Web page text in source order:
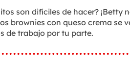
son difíciles de hacer?
brownies con queso crema se
de trabajo por tu parte.